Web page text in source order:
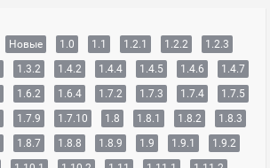
Новые 1.0 1.1 1.2.1 1.2.2
1.2.3
1.3.2 1.4.2 1.4.4 1.4.5 1.4.6
1.4.7
1.6.2 1.6.4 1.7.2 1.7.3 1.7.4
1.7.5
1.7.9 1.7.10 1.8 1.8.1 1.8.2
1.8.3
1.8.7 1.8.8 1.8.9 1.9 1.9.1
1.9.2